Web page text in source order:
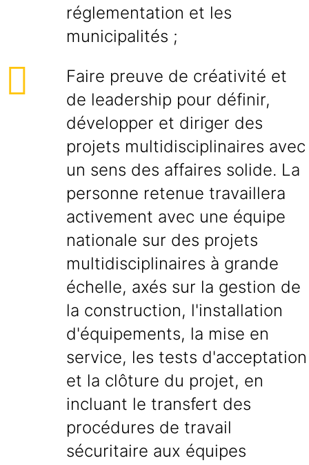
réglementation et les
municipalités ;
Faire preuve de créativité et
de leadership pour définir,
développer et diriger des
projets multidisciplinaires avec
un sens des affaires solide. La
personne retenue travaillera
activement avec une équipe
nationale sur des projets
multidisciplinaires à grande
échelle, axés sur la gestion de
la construction, l'installation
d'équipements, la mise en
service, les tests d'acceptation
et la clôture du projet, en
incluant le transfert des
procédures de travail
sécuritaire aux équipes